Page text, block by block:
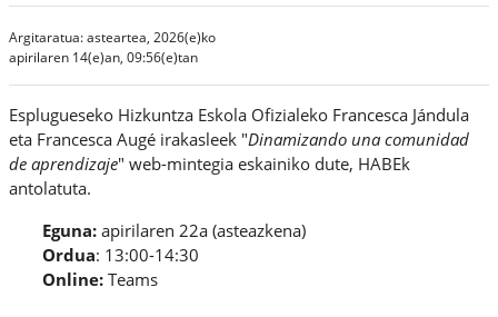
Argitaratua: asteartea, 2026(e)ko
apirilaren 14(e)an, 09:56(e)tan
Esplugueseko Hizkuntza Eskola Ofizialeko Francesca Jándula
eta Francesca Augé irakasleek "Dinamizando una comunidad
de aprendizaje" web-mintegia eskainiko dute, HABEk
antolatuta.
Eguna: apirilaren 22a (asteazkena)
Ordua: 13:00-14:30
Online: Teams